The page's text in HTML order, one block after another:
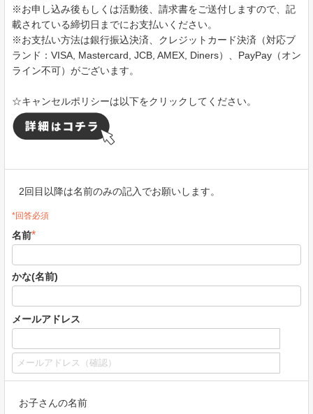
※お申し込み後もしくは活動後、請求書をご送付しますので、記
載されている締切日までにお支払いください。
※お支払い方法は銀行振込決済、クレジットカード決済（対応ブ
ランド：VISA, Mastercard, JCB, AMEX, Diners）、PayPay（オン
ライン不可）がございます。
☆キャンセルポリシーは以下をクリックしてください。
2回目以降は名前のみの記入でお願いします。
*回答必須
名前*
かな(名前)
メールアドレス
お子さんの名前